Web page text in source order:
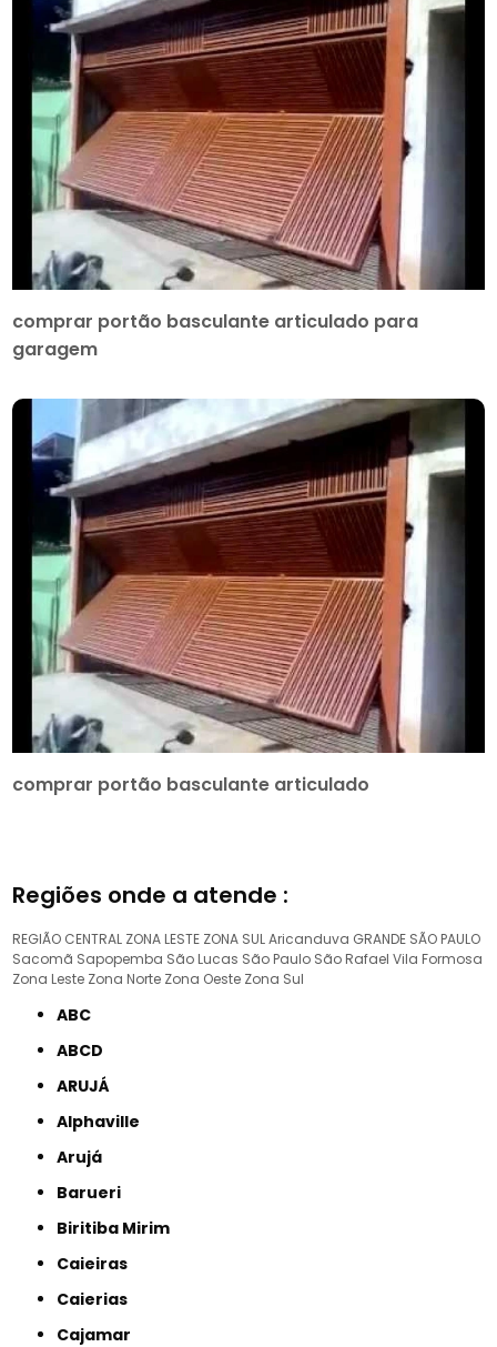
comprar portão basculante articulado para
garagem
comprar portão basculante articulado
Regiões onde a atende :
REGIÃO CENTRAL ZONA LESTE ZONA SULAricanduva GRANDE SÃO PAULO
Sacomã Sapopemba São Lucas São Paulo São Rafael Vila Formosa
Zona Leste Zona Norte Zona Oeste Zona Sul
ABC
ABCD
ARUJÁ
Alphaville
Arujá
Barueri
Biritiba Mirim
Caieiras
Caierias
Cajamar